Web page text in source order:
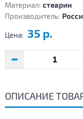
Материал: стеарин
Производитель:
Цена: 35 р.
ОПИСАНИЕ